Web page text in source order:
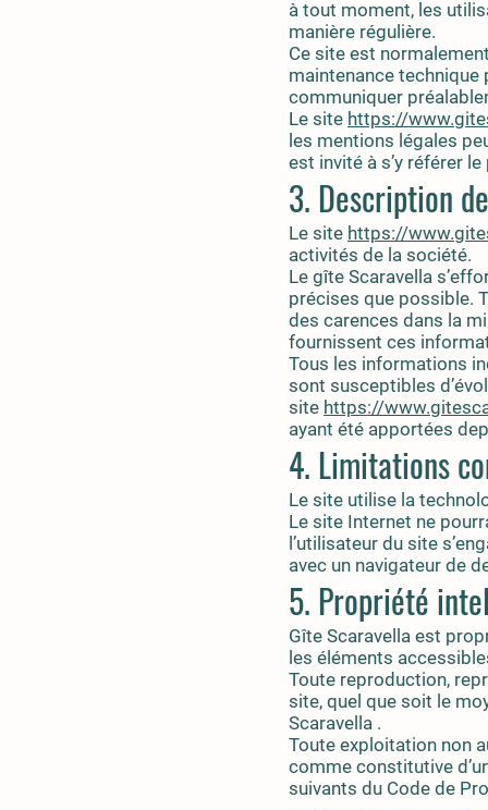
à tout moment, les
manière régulière.
Ce site est
maintenance technique
communiquer
Le site https://
les mentions légales
est invité à s’y référer
3. Description
Le site https://
activités de la société.
Le gîte Scaravella
précises que possible.
des carences dans la
fournissent ces
Tous les informations
sont susceptibles
site https://
ayant été apportées
4. Limitations
Le site utilise la
Le site Internet ne
l’utilisateur du site
avec un navigateur de
5. Propriété
Gîte Scaravella est
les éléments
Toute reproduction,
site, quel que soit le
Scaravella .
Toute exploitation non
comme constitutive
suivants du Code de